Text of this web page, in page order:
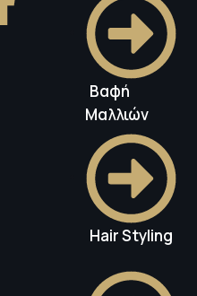
Βαφή
Μαλλιών
Hair Styling